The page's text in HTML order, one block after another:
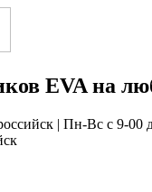
EVA ​на
| Пн-Вс с 9-00